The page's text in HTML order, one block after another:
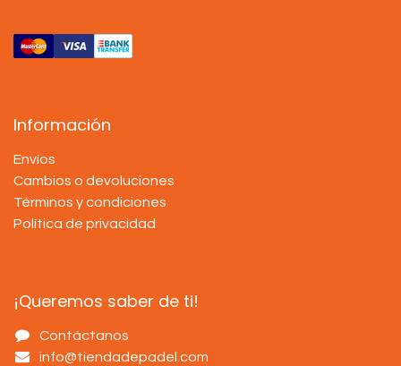
Información
Envíos
Cambios o devoluciones
Términos y condiciones
Política de privacidad
¡Queremos saber de ti!
Contáctanos
info@tiendadepadel.com